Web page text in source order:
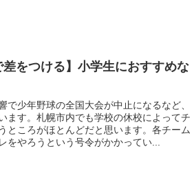
差をつける】小学生におすすめな
で少年野球の全国大会が中止になるなど、
ます。札幌市内でも学校の休校によってチ
ところがほとんどだと思います。各チーム
をやろうという号令がかかってい...